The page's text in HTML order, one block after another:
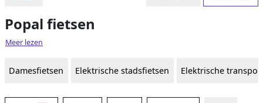
Popal fietsen
Meer lezen
Damesfietsen Elektrische stadsfietsen Elektrische